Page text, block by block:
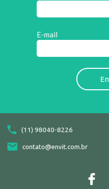
E-mail
(11) 98040-8226
contato@envit.com.br